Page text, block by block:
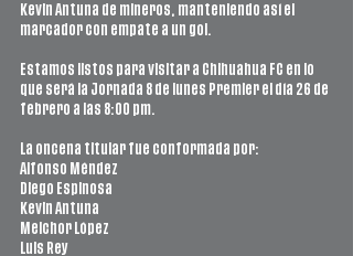
Kevin Antuna de mineros, manteniendo así el
marcador con empate a un gol.
Estamos listos para visitar a Chihuahua FC en lo
que será la Jornada 8 de lunes Premier el día 26 de
febrero a las 8:00 pm.
La oncena titular fue conformada por:
Alfonso Méndez
Diego Espinosa
Kevin Antuna
Melchor López
Luis Rey